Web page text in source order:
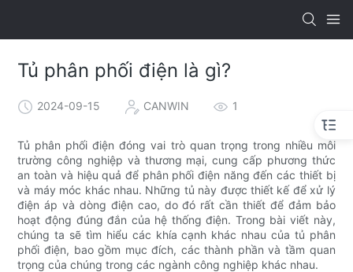
Tủ phân phối điện là gì?
2024-09-15 CANWIN 1
Tủ phân phối điện đóng vai trò quan trọng trong nhiều môi
trường công nghiệp và thương mại, cung cấp phương thức
an toàn và hiệu quả để phân phối điện năng đến các thiết bị
và máy móc khác nhau. Những tủ này được thiết kế để xử lý
điện áp và dòng điện cao, do đó rất cần thiết để đảm bảo
hoạt động đúng đắn của hệ thống điện. Trong bài viết này,
chúng ta sẽ tìm hiểu các khía cạnh khác nhau của tủ phân
phối điện, bao gồm mục đích, các thành phần và tầm quan
trọng của chúng trong các ngành công nghiệp khác nhau.